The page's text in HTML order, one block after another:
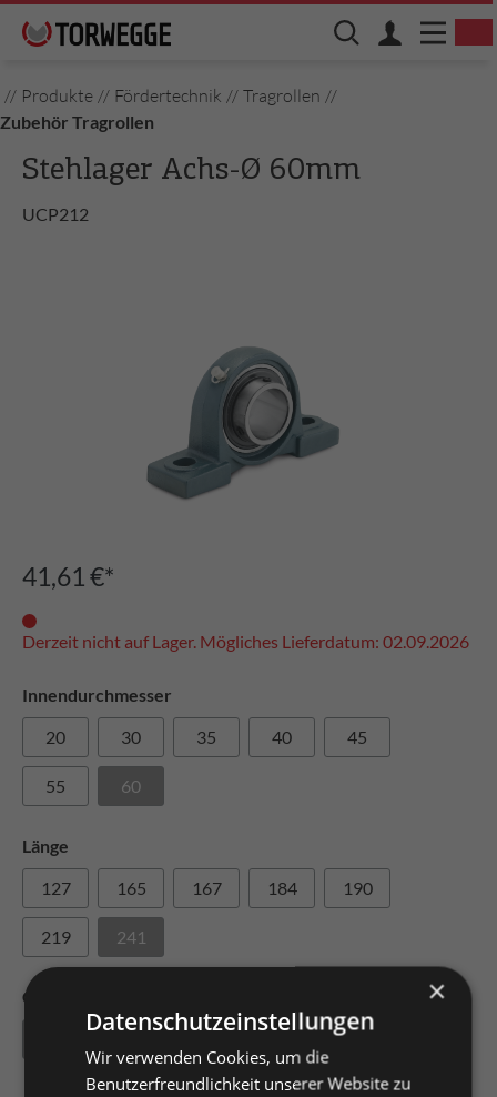
// Produkte // Fördertechnik // Tragrollen //
Zubehör Tragrollen
Stehlager Achs-Ø 60mm
UCP212
41,61 €*
Derzeit nicht auf Lager. Mögliches Lieferdatum: 02.09.2026
Innendurchmesser
20
30 35 40 45
55 60
Länge
127
165 167 184 190
219 241
Gehäuselagertyp
×
Datenschutzeinstellungen
Wir verwenden Cookies, um die
Benutzerfreundlichkeit unserer Website zu